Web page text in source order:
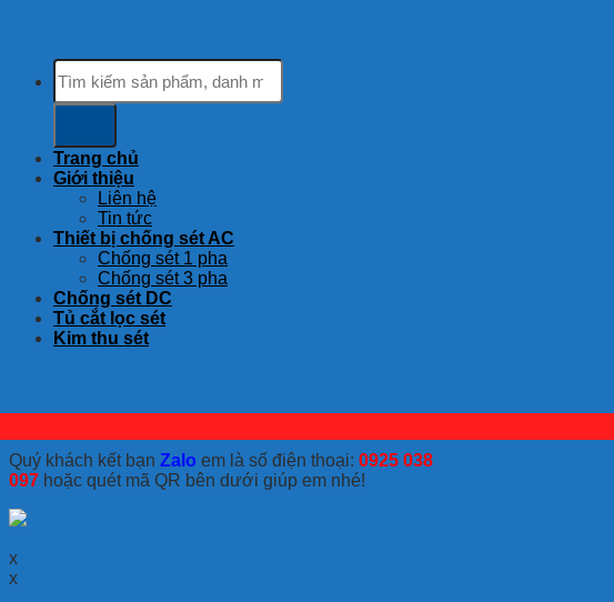
Tìm
kiếm:
Trang chủ
Giới thiệu
Liên hệ
Tin tức
Thiết bị chống sét AC
Chống sét 1 pha
Chống sét 3 pha
Chống sét DC
Tủ cắt lọc sét
Kim thu sét
Quý khách kết bạn Zalo em là số điện thoại: 0925 038
097 hoặc quét mã QR bên dưới giúp em nhé!
x
x